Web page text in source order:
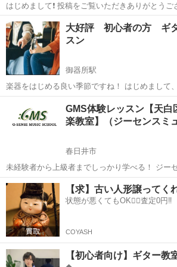
はじめまして❗️ 投稿をご覧いただきありがとうございま
市中川区・JR春田駅近くの音楽スタジオ「
ッキオ）」で ギター初心者さん向けレッスンを
家 ...
愛知 名古屋市 戸田駅 ギター レッ
大好評 初心者の方 ギ
スン
御器所駅
楽器をはじめる良い季節ですね！ はじめまして、私は名古屋市内（近
郊）で楽器のギターやウクレレのレッスンをしています
限定で、あなたの一曲お気に入りの曲を弾ける
いただきます。 料金...
御器所駅 ギター レ
GMS体験レッスン【天白
楽教室】（ジーセンスミ
春日井市
未経験者から上級者までしっかり学べる！ ジー
クール（名古屋植田本校・春日井校） レッスン始めるならまずは体験
レッスン！ ・気軽にレッスンを試したい ・どんな先生が教えているの
か知りたい ・詳しいレッス...
愛知 春日井市 ギター
【求】古い人形譲ってく
状態が悪くてもOK🙆‍♀️査定0円‼️
COYASH
【初心者向け】ギター教